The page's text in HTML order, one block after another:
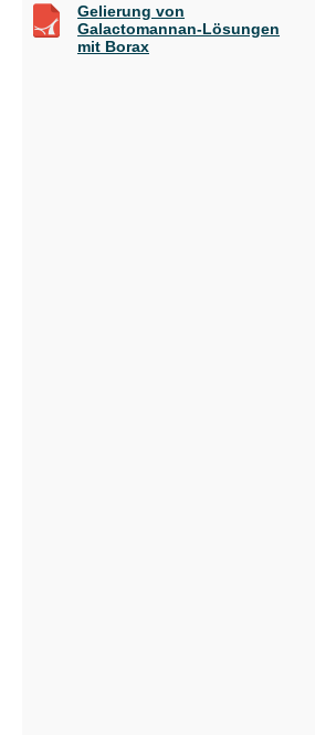
Gelierung von
Galactomannan-Lösungen
mit Borax